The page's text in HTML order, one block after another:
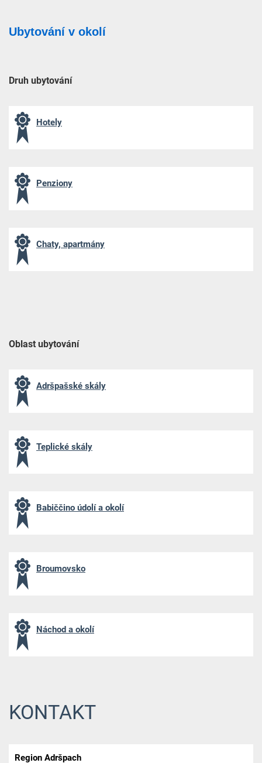
Ubytování v okolí
Druh ubytování
Hotely
Penziony
Chaty, apartmány
Oblast ubytování
Adršpašské skály
Teplické skály
Babiččino údolí a okolí
Broumovsko
Náchod a okolí
KONTAKT
Region Adršpach